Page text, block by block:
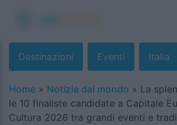
Destinazioni Eventi Italia
Home » Notizie dal mondo » La
le 10 finaliste candidate a Capitale
Cultura 2026 tra grandi eventi e